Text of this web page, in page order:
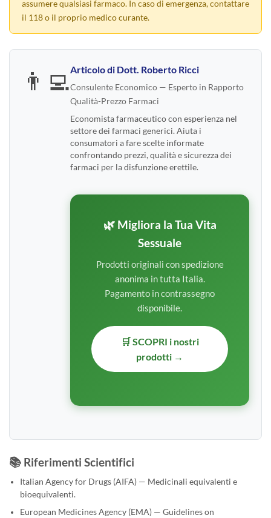
assumere qualsiasi farmaco. In caso di emergenza, contattare
il 118 o il proprio medico curante.
👨‍💻Articolo di Dott. Roberto Ricci
Consulente Economico — Esperto in Rapporto
Qualità-Prezzo Farmaci
Economista farmaceutico con esperienza nel
settore dei farmaci generici. Aiuta i
consumatori a fare scelte informate
confrontando prezzi, qualità e sicurezza dei
farmaci per la disfunzione erettile.
🌿 Migliora la Tua Vita
Sessuale
Prodotti originali con spedizione
anonima in tutta Italia.
Pagamento in contrassegno
disponibile.
🛒 SCOPRI i nostri
prodotti →
📚 Riferimenti Scientifici
Italian Agency for Drugs (AIFA) — Medicinali equivalenti e
bioequivalenti.
European Medicines Agency (EMA) — Guidelines on